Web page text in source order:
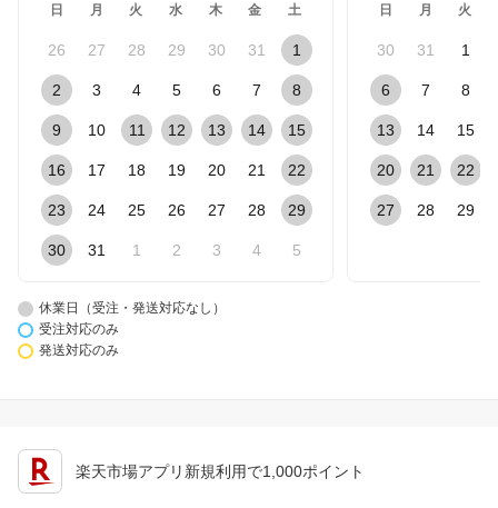
日 月 火 水 木 金 土
26 27 28 29 30 31 1
2 3 4 5 6 7 8
9 10 11 12 13 14 15
16 17 18 19 20 21 22
23 24 25 26 27 28 29
30 31 1 2 3 4 5
日 月 火
30 31 1
6 7 8
13 14 15
20 21 22
27 28 29
休業日（受注・発送対応なし）
受注対応のみ
発送対応のみ
楽天市場アプリ新規利用で1,000ポイント